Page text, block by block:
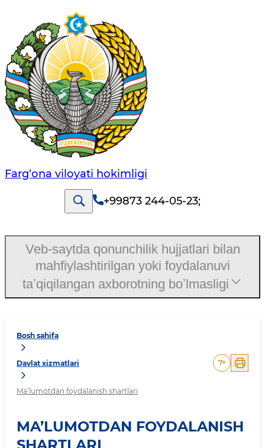
Farg‘оnа vilоyati hоkimligi
+99873 244-05-23;
Bosh sahifa
Davlat xizmatlari
Ma’lumotdan foydalanish shartlari
7+
MA’LUMOTDAN FOYDALANISH
Veb-saytda qonunchilik hujjatlari bilan
mahfiylashtirilgan yoki foydalanuvi
taʼqiqilangan axborotning boʼlmasligi